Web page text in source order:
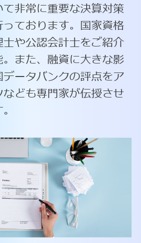
非常に重要な決算対策
ております。国家資格
や公認会計士をご紹介
また、融資に大きな影
ータバンクの評点をア
ども専門家が伝授させ